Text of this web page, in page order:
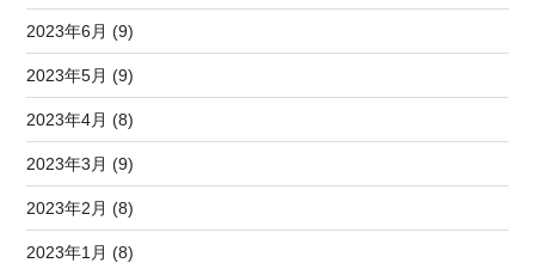
2023年6月 (9)
2023年5月 (9)
2023年4月 (8)
2023年3月 (9)
2023年2月 (8)
2023年1月 (8)